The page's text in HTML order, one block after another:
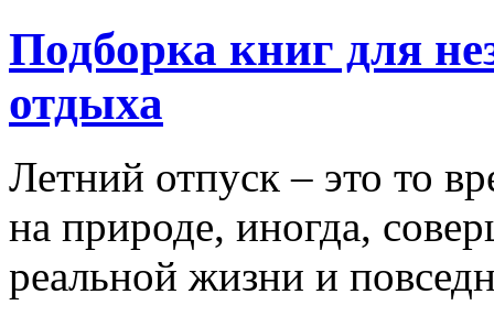
Подборка книг для
отдыха
Летний отпуск – это то
на природе, иногда,
реальной жизни и